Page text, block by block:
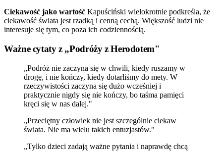
Ciekawość jako wartość Kapuściński wielokrotnie podkreśla, że
ciekawość świata jest rzadką i cenną cechą. Większość ludzi nie
interesuje się tym, co poza ich codziennością.
Ważne cytaty z „Podróży z Herodotem"
„Podróż nie zaczyna się w chwili, kiedy ruszamy w
drogę, i nie kończy, kiedy dotarliśmy do mety. W
rzeczywistości zaczyna się dużo wcześniej i
praktycznie nigdy się nie kończy, bo taśma pamięci
kręci się w nas dalej."
„Przeciętny człowiek nie jest szczególnie ciekaw
świata. Nie ma wielu takich entuzjastów."
„Tylko dzieci zadają ważne pytania i naprawdę chcą